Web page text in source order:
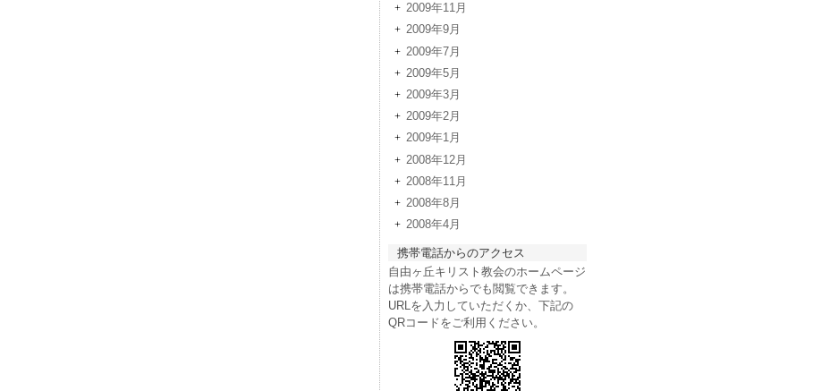
2009年11月
2009年9月
2009年7月
2009年5月
2009年3月
2009年2月
2009年1月
2008年12月
2008年11月
2008年8月
2008年4月
携帯電話からのアクセス
自由ヶ丘キリスト教会のホームページ
は携帯電話からでも閲覧できます。
URLを入力していただくか、下記の
QRコードをご利用ください。